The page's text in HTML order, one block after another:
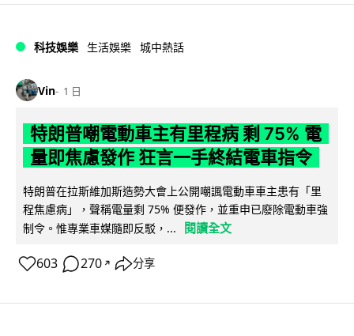
科技娛樂 生活娛樂 城中熱話
Vin 1 日
特朗普嘲電動車主有里程病 剩 75% 電
量即焦慮發作 狂言一手終結電車指令
特朗普在拉斯維加斯造勢大會上公開嘲諷電動車車主患有「里
程焦慮病」，聲稱電量剩 75% 便發作，並重申已廢除電動車強
制令。惟專業車媒隨即反駁，...
閱讀全文
603 270 ↗ 分享